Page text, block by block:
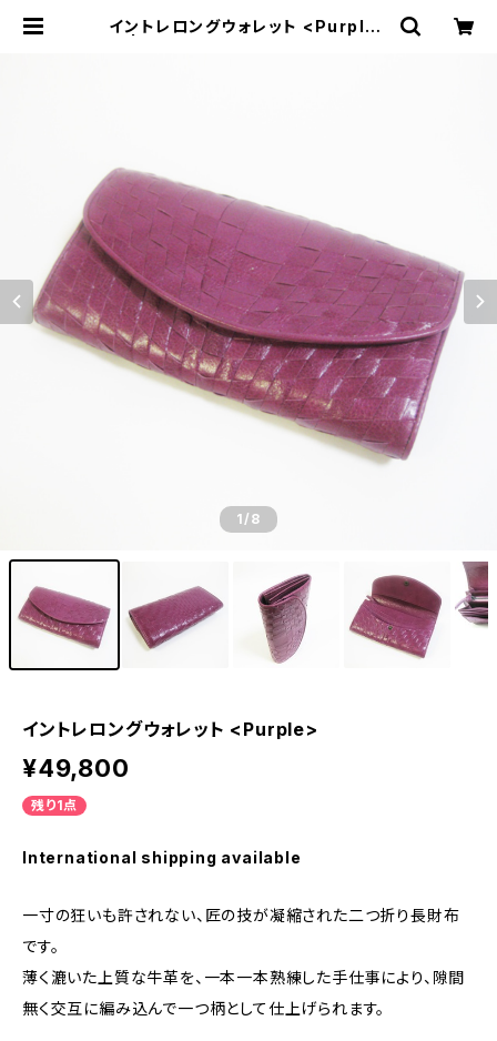
イントレロングウォレット <Purple>
1/8
イントレロングウォレット <Purple>
¥49,800
残り1点
International shipping available
一寸の狂いも許されない、匠の技が凝縮された二つ折り長財布
です。
薄く漉いた上質な牛革を、一本一本熟練した手仕事により、隙間
無く交互に編み込んで一つ柄として仕上げられます。